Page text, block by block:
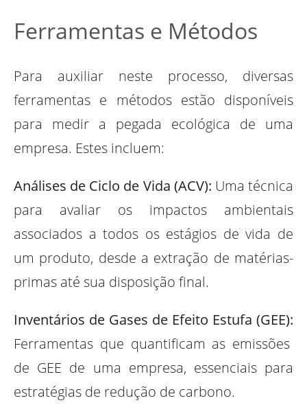
Ferramentas e Métodos
Para auxiliar neste processo, diversas
ferramentas e métodos estão disponíveis
para medir a pegada ecológica de uma
empresa. Estes incluem:
Análises de Ciclo de Vida (ACV): Uma técnica
para avaliar os impactos ambientais
associados a todos os estágios de vida de
um produto, desde a extração de matérias-
primas até sua disposição final.
Inventários de Gases de Efeito Estufa (GEE):
Ferramentas que quantificam as emissões
de GEE de uma empresa, essenciais para
estratégias de redução de carbono.